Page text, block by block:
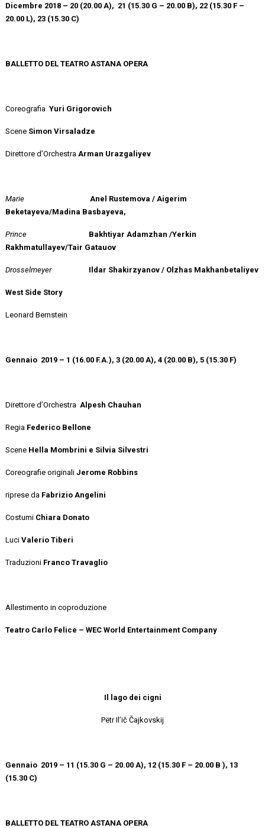
Dicembre 2018 – 20 (20.00 A), 21 (15.30 G – 20.00 B), 22 (15.30 F –
20.00 L), 23 (15.30 C)
BALLETTO DEL TEATRO ASTANA OPERA
Coreografia Yuri Grigorovich
Scene Simon Virsaladze
Direttore d’Orchestra Arman Urazgaliyev
Marie
Anel Rustemova / Aigerim
Beketayeva/Madina Basbayeva,
Prince
Bakhtiyar Adamzhan /Yerkin
Rakhmatullayev/Tair Gatauov
Drosselmeyer Ildar Shakirzyanov / Olzhas Makhanbetaliyev
West Side Story
Leonard Bernstein
Gennaio 2019 – 1 (16.00 F.A.), 3 (20.00 A), 4 (20.00 B), 5 (15.30 F)
Direttore d’Orchestra Alpesh Chauhan
Regia Federico Bellone
Scene Hella Mombrini e Silvia Silvestri
Coreografie originaliJerome Robbins
riprese da Fabrizio Angelini
Costumi Chiara Donato
Luci Valerio Tiberi
Traduzioni Franco Travaglio
Allestimento in coproduzione
Teatro Carlo Felice – WEC World Entertainment Company
Il lago dei cigni
Pëtr Il’ič Čajkovskij
Gennaio 2019 – 11 (15.30 G – 20.00 A), 12 (15.30 F – 20.00 B ), 13
(15.30 C)
BALLETTO DEL TEATRO ASTANA OPERA